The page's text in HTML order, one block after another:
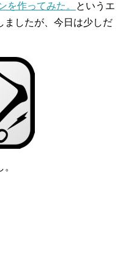
を作ってみた。
というエ
ましたが、今日は少しだ